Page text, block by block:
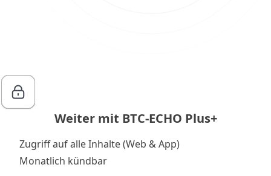
Weiter mit BTC-ECHO Plus+
Zugriff auf alle Inhalte (Web & App)
Monatlich kündbar